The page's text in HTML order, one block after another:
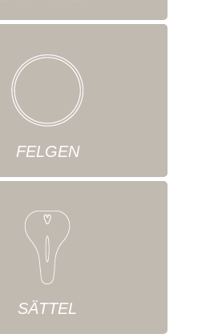
FELGEN
SÄTTEL